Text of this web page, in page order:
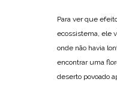
Para ver que
ecossistema, ele
onde não havia
encontrar uma
deserto povoado